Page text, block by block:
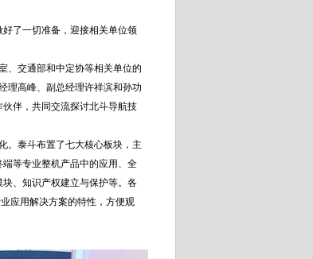
了一切准备，迎接相关单位领
、交通部和中定协等相关单位的
理高峰、副总经理许祥滨和孙功
伴，共同交流探讨北斗导航技
。泰斗布置了七大核心板块，主
等专业整机产品中的应用、全
、知识产权建立与保护等。各
应用解决方案的特性，方便观